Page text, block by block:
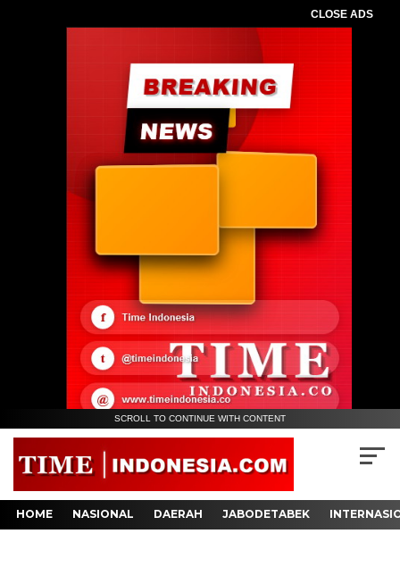
CLOSE ADS
SCROLL TO CONTINUE WITH CONTENT
HOME NASIONAL DAERAH JABODETABEK